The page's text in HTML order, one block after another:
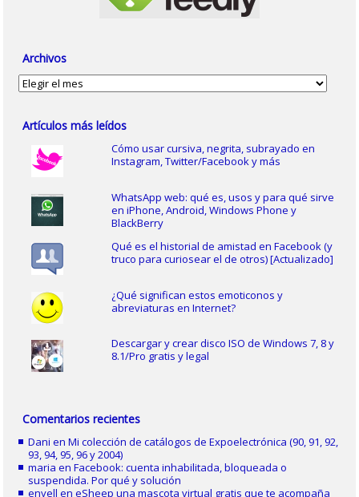
Archivos
Archivos
Artículos más leídos
Cómo usar cursiva, negrita, subrayado en
Instagram, Twitter/Facebook y más
WhatsApp web: qué es, usos y para qué sirve
en iPhone, Android, Windows Phone y
BlackBerry
Qué es el historial de amistad en Facebook (y
truco para curiosear el de otros) [Actualizado]
¿Qué significan estos emoticonos y
abreviaturas en Internet?
Descargar y crear disco ISO de Windows 7, 8 y
8.1/Pro gratis y legal
Comentarios recientes
Dani enMi colección de catálogos de Expoelectrónica (90, 91, 92,
93, 94, 95, 96 y 2004)
maria enFacebook: cuenta inhabilitada, bloqueada o
suspendida. Por qué y solución
enyell eneSheep una mascota virtual gratis que te acompaña